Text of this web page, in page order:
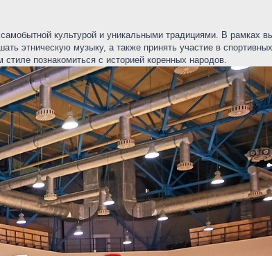
культурой и уникальными традициями. В рамках
этническую музыку, а также принять участие в
познакомиться с историей коренных народов.